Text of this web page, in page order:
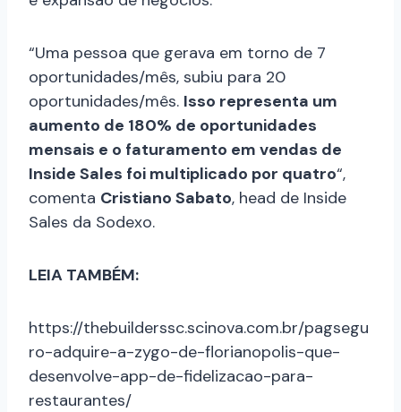
“Uma pessoa que gerava em torno de 7
oportunidades/mês, subiu para 20
oportunidades/mês. Isso representa um
aumento de 180% de oportunidades
mensais e o faturamento em vendas de
Inside Sales foi multiplicado por quatro“,
comenta Cristiano Sabato, head de Inside
Sales da Sodexo.
LEIA TAMBÉM:
https://thebuilderssc.scinova.com.br/pagsegu
ro-adquire-a-zygo-de-florianopolis-que-
desenvolve-app-de-fidelizacao-para-
restaurantes/